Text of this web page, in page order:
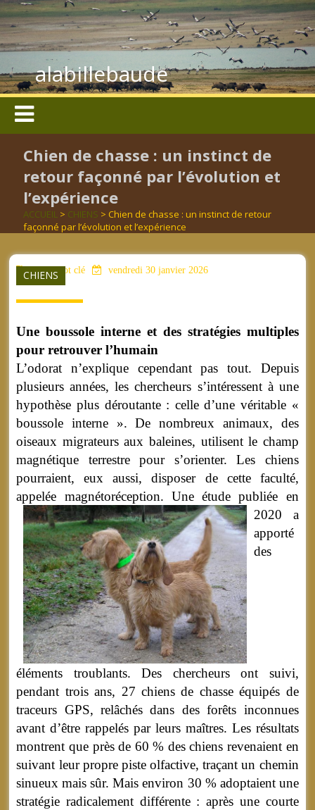
alabillebaude
Chien de chasse : un instinct de
retour façonné par l’évolution et
l’expérience
ACCUEIL > CHIENS > Chien de chasse : un instinct de retour
façonné par l’évolution et l’expérience
CHIENS
aucun mot clé vendredi 30 janvier 2026
Une boussole interne et des stratégies multiples
pour retrouver l’humain
L’odorat n’explique cependant pas tout. Depuis
plusieurs années, les chercheurs s’intéressent à une
hypothèse plus déroutante : celle d’une véritable «
boussole interne ». De nombreux animaux, des
oiseaux migrateurs aux baleines, utilisent le champ
magnétique terrestre pour s’orienter. Les chiens
pourraient, eux aussi, disposer de cette faculté,
appelée magnétoréception. Une étude publiée en
2020 a
apporté
des
éléments troublants. Des chercheurs ont suivi,
pendant trois ans, 27 chiens de chasse équipés de
traceurs GPS, relâchés dans des forêts inconnues
avant d’être rappelés par leurs maîtres. Les résultats
montrent que près de 60 % des chiens revenaient en
suivant leur propre piste olfactive, traçant un chemin
sinueux mais sûr. Mais environ 30 % adoptaient une
stratégie radicalement différente : après une courte